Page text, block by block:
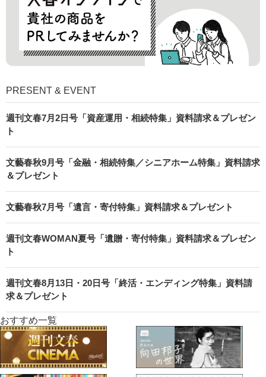
PRESENT & EVENT
週刊文春7月2日号「資産運用・相続特集」資料請求＆プレゼン
ト
文藝春秋9月号「金融・相続特集／シニアホーム特集」資料請求
＆プレゼント
文藝春秋7月号「遺言・寄付特集」資料請求＆プレゼント
週刊文春WOMAN夏号「遺贈・寄付特集」資料請求＆プレゼン
ト
週刊文春8月13日・20日号「終活・エンディング特集」資料請
求＆プレゼント
おすすめ一覧